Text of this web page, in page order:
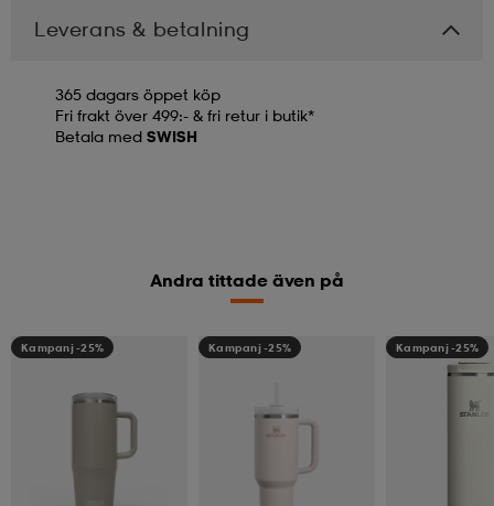
Leverans & betalning
365 dagars öppet köp
Fri frakt över 499:- & fri retur i butik*
Betala med SWISH
Andra tittade även på
Kampanj -25% Kampanj -25% Kampanj -25%